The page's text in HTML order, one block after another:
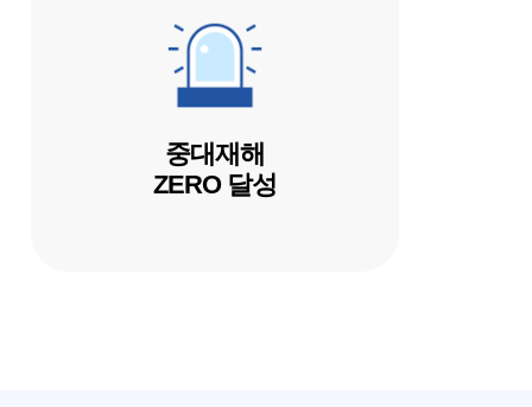
중대재해
ZERO 달성